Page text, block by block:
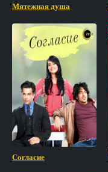
Мятежная душа
Согласие